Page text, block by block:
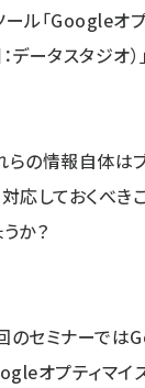
ール「Googleオ
：データスタジオ
らの情報自体は
対応しておくべ
うか？
のセミナーでは
オプティマイ